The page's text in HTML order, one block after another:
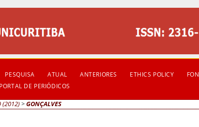
PESQUISA ATUAL ANTERIORES ETHICS POLICY
PORTAL DE PERIÓDICOS
(2012)>GONÇALVES